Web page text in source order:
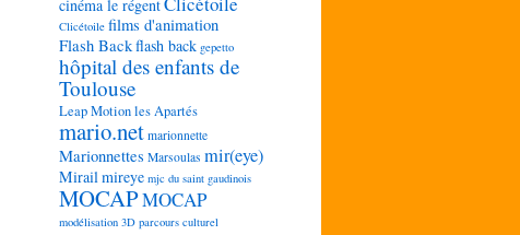
cinéma le régent
Clicétoile films d'animation
Flash Backflash back gepetto
hôpital des enfants de
Toulouse
Leap Motionles Apartés
mario.net marionnette
Marionnettes Marsoulas mir(eye)
Mirailmireye mjc du saint gaudinois
MOCAPMOCAP
modélisation 3D parcours culturel